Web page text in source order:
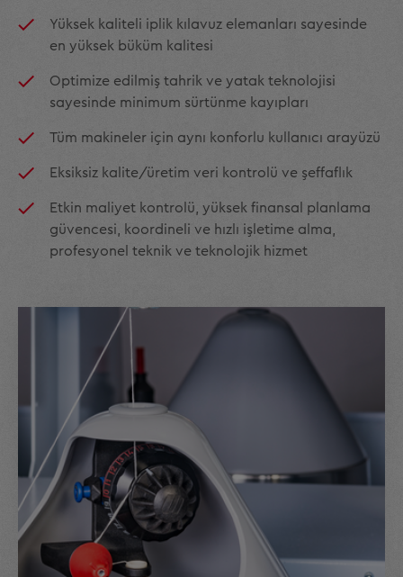
Yüksek kaliteli iplik kılavuz elemanları sayesinde
en yüksek büküm kalitesi
Optimize edilmiş tahrik ve yatak teknolojisi
sayesinde minimum sürtünme kayıpları
Tüm makineler için aynı konforlu kullanıcı arayüzü
Eksiksiz kalite/üretim veri kontrolü ve şeffaflık
Etkin maliyet kontrolü, yüksek finansal planlama
güvencesi, koordineli ve hızlı işletime alma,
profesyonel teknik ve teknolojik hizmet